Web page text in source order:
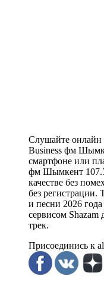
Слушайте онлайн
Business фм
смартфоне или
фм Шымкент
качестве без
без регистрации.
и песни 2026
сервисом Shazam
трек.
Присоединись к